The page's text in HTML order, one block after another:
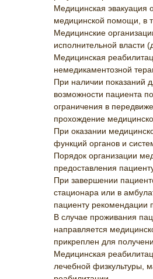
Медицинская эвакуация
медицинской помощи, в
Медицинские
исполнительной власти
Медицинская
немедикаментозной
При наличии показаний
возможности пациента
ограничения в
прохождение
При оказании
функций органов и
Порядок организации
предоставления
При завершении
стационара или в
пациенту
В случае проживания
направляется
прикреплен для
Медицинская
лечебной физкультуры,